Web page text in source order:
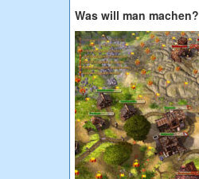
Was will man machen?